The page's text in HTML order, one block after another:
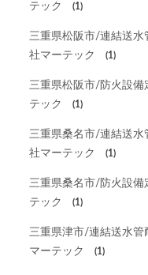
テック
(1)
三重県松阪市/連結送
社マーテック
(1)
三重県松阪市/防火設
テック
(1)
三重県桑名市/連結送
社マーテック
(1)
三重県桑名市/防火設
テック
(1)
三重県津市/連結送水
マーテック
(1)